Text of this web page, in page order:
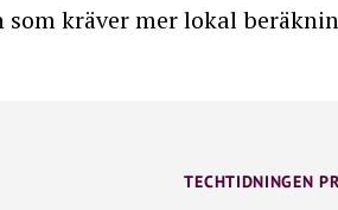
som kräver mer lokal
TECHTIDNINGEN